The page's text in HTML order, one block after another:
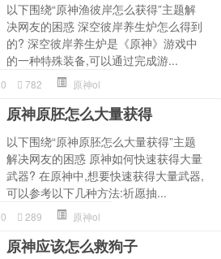
以下围绕“原神渔彼岸怎么获得”主题解
决网友的困惑 深空彼岸养生炉怎么得到
的? 深空彼岸养生炉是《原神》游戏中
的一种特殊装备,可以通过完成游...
0 782 原神ol
原神原胚怎么大量获得
以下围绕“原神原胚怎么大量获得”主题
解决网友的困惑 原神如何快速获得大量
武器? 在原神中,想要快速获得大量武器,
可以参考以下几种方法:祈愿抽...
0 289 原神ol
原神应该怎么救狗子